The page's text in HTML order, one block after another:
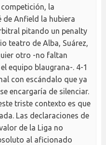
la
de Anfield la hubiera
pitando un penalty
teatro de Alba, Suárez,
otro -no faltan
equipo blaugrana-. 4-1
con escándalo que ya
encargaría de silenciar.
triste contexto es que
Las declaraciones de
de la Liga no
al aficionado